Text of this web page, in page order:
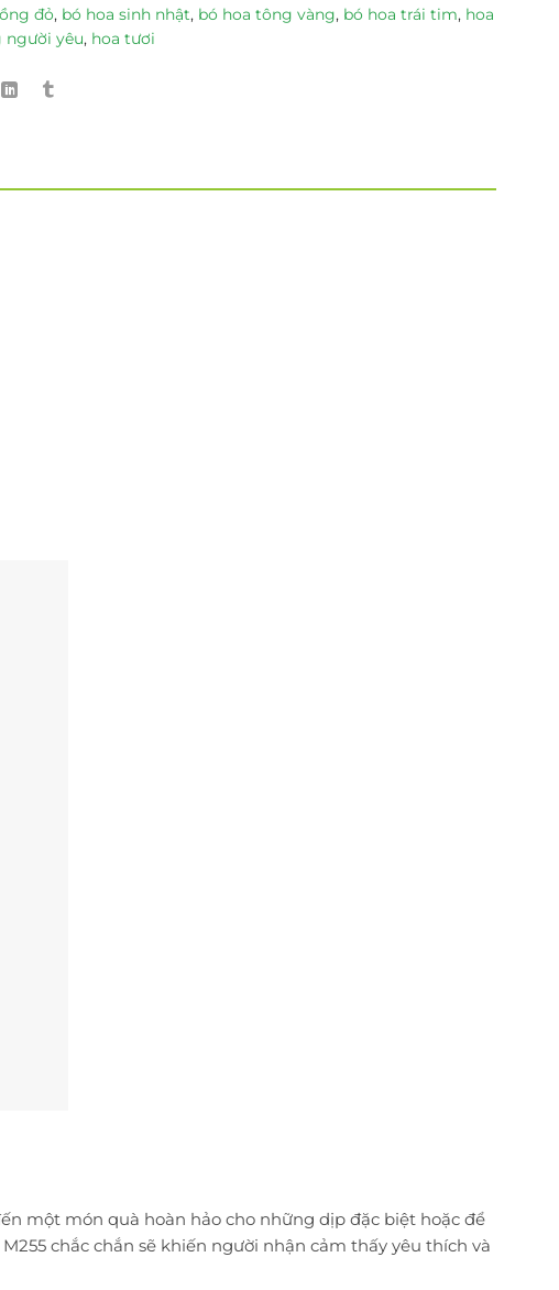
đỏ, bó hoa sinh nhật, bó hoa tông vàng, bó hoa trái tim, hoa
người yêu, hoa tươi
một món quà hoàn hảo cho những dịp đặc biệt hoặc để
chắc chắn sẽ khiến người nhận cảm thấy yêu thích và